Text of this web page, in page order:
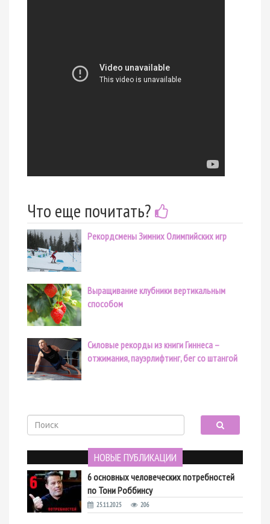
Что еще почитать?
Рекордсмены Зимних Олимпийских игр
Выращивание клубники вертикальным
способом
Силовые рекорды из книги Гиннеса –
отжимания, пауэрлифтинг, бег со штангой
НОВЫЕ ПУБЛИКАЦИИ
6 основных человеческих потребностей
по Тони Роббинсу
25.11.2025 206